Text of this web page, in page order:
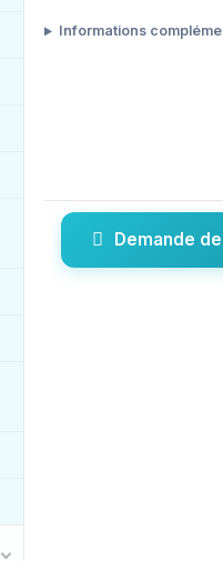
Informations
Demande